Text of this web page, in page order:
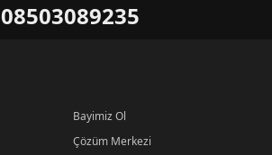
08503089235
Bayimiz Ol
Çözüm Merkezi